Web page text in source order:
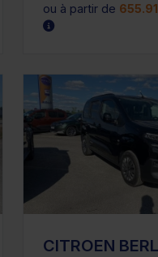
ou à partir de
CITROEN